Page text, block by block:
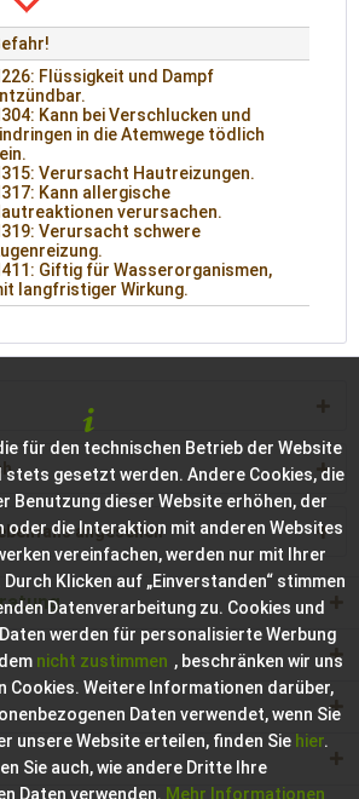
Flüssigkeit und Dampf
Kann bei Verschlucken und
in die Atemwege tödlich
Verursacht Hautreizungen.
Kann allergische
verursachen.
Verursacht schwere
Giftig für Wasserorganismen,
langfristiger Wirkung.
angesehen
für den technischen Betrieb der Website
gesetzt werden. Andere Cookies, die
Benutzung dieser Website erhöhen, der
oder die Interaktion mit anderen Websites
vereinfachen, werden nur mit Ihrer
Klicken auf „Einverstanden“ stimmen
Datenverarbeitung zu. Cookies und
werden für personalisierte Werbung
nicht zustimmen , beschränken wir uns
Cookies. Weitere Informationen darüber,
Daten verwendet, wenn Sie
unsere Website erteilen, finden Sie hier.
Sie auch, wie andere Dritte Ihre
Daten verwenden. Mehr Informationen